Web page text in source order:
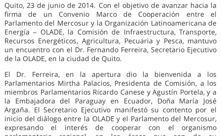
Quito, 23 de junio de 2014. Con el objetivo de avanzar hacia la
firma de un Convenio Marco de Cooperación entre el
Parlamento del Mercosur y la Organización Latinoamericana de
Energía – OLADE, la Comisión de Infraestructura, Transporte,
Recursos Energéticos, Agricultura, Pecuaria y Pesca, mantuvo
un encuentro con el Dr. Fernando Ferreira, Secretario Ejecutivo
de la OLADE, en la ciudad de Quito.
El Dr. Ferreira, en la apertura dio la bienvenida a los
Parlamentarios Mirtha Palacios, Presidenta de Comisión, a los
miembros Parlamentarios Ricardo Canese y Agustín Portela, y a
la Embajadora del Paraguay en Ecuador, Doña María José
Argaña. El Secretario Ejecutivo manifestó su contento por el
inicio del diálogo entre la OLADE y el Parlamento del Mercosur,
expresando el interés de cooperar con el organismo